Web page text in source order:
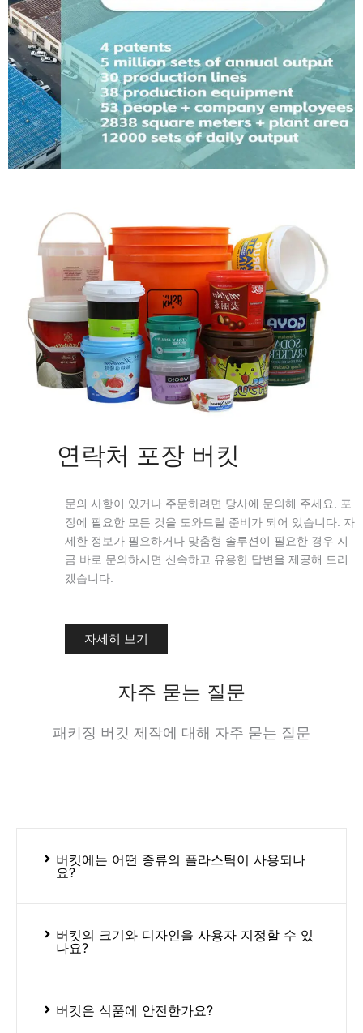
연락처 포장 버킷
문의 사항이 있거나 주문하려면 당사에 문의해 주세요. 포
장에 필요한 모든 것을 도와드릴 준비가 되어 있습니다. 자
세한 정보가 필요하거나 맞춤형 솔루션이 필요한 경우 지
금 바로 문의하시면 신속하고 유용한 답변을 제공해 드리
겠습니다.
자세히 보기
자주 묻는 질문
패키징 버킷 제작에 대해 자주 묻는 질문
버킷에는 어떤 종류의 플라스틱이 사용되나
요?
버킷의 크기와 디자인을 사용자 지정할 수 있
나요?
버킷은 식품에 안전한가요?